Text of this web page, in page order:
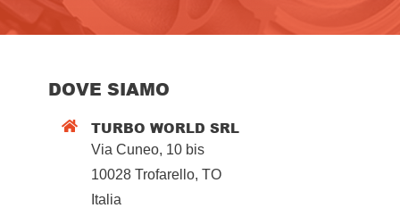
DOVE SIAMO
 TURBO WORLD SRL
Via Cuneo, 10 bis
10028 Trofarello, TO
Italia